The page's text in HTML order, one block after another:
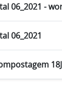
06_2021 -
06_2021